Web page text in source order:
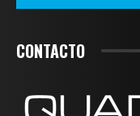
CONTACTO